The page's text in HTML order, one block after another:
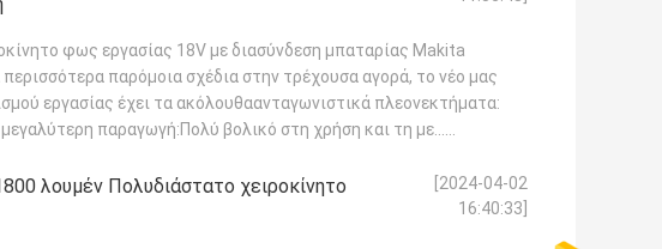
φως εργασίας 18V με διασύνδεση μπαταρίας Makita
παρόμοια σχέδια στην τρέχουσα αγορά, το νέο μας
εργασίας έχει τα ακόλουθαανταγωνιστικά πλεονεκτήματα:
παραγωγή:Πολύ βολικό στη χρήση και τη με...
λουμέν Πολυδιάστατο χειροκίνητο
[2024-04-02
16:40:33]